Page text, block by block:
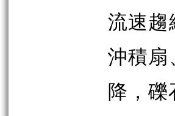
流速
沖積
降，礫